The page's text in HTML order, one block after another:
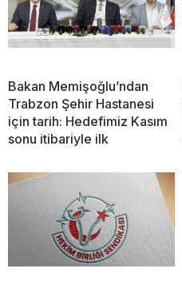
Bakan Memişoğlu’ndan
Trabzon Şehir Hastanesi
için tarih: Hedefimiz Kasım
sonu itibariyle ilk